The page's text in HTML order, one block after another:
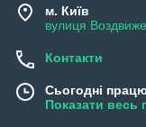
м. Київ
вулиця
Контакти
Сьогодні
Показати весь